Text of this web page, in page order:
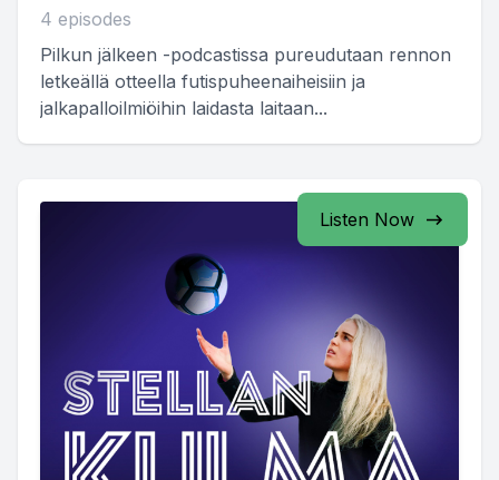
4 episodes
Pilkun jälkeen -podcastissa pureudutaan rennon
letkeällä otteella futispuheenaiheisiin ja
jalkapalloilmiöihin laidasta laitaan...
Listen Now